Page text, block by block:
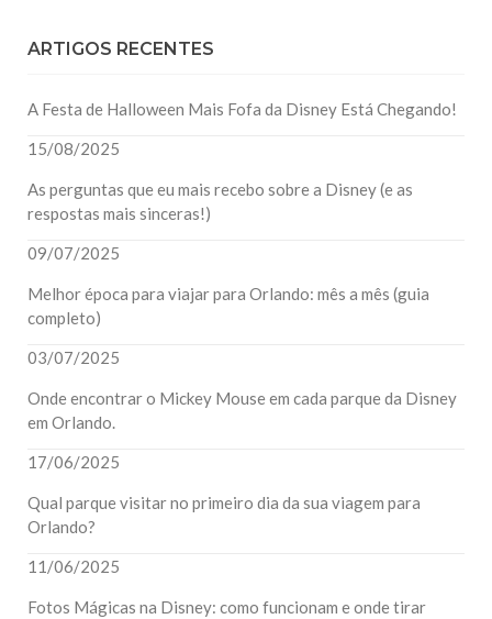
ARTIGOS RECENTES
A Festa de Halloween Mais Fofa da Disney Está Chegando!
15/08/2025
As perguntas que eu mais recebo sobre a Disney (e as
respostas mais sinceras!)
09/07/2025
Melhor época para viajar para Orlando: mês a mês (guia
completo)
03/07/2025
Onde encontrar o Mickey Mouse em cada parque da Disney
em Orlando.
17/06/2025
Qual parque visitar no primeiro dia da sua viagem para
Orlando?
11/06/2025
Fotos Mágicas na Disney: como funcionam e onde tirar